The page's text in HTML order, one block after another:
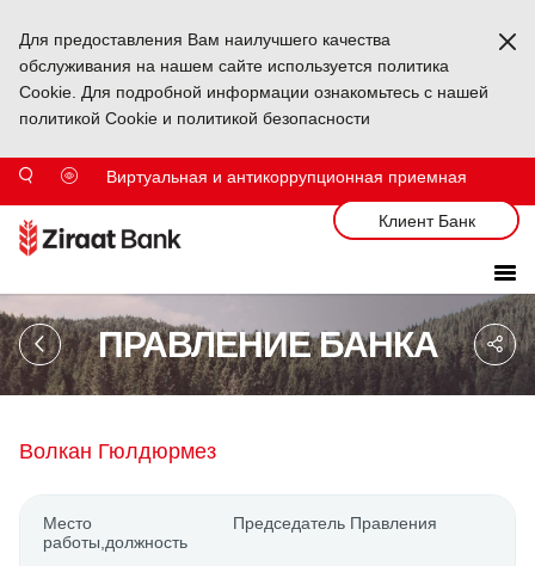
Для предоставления Вам наилучшего качества
обслуживания на нашем сайте используется политика
Cookie. Для подробной информации ознакомьтесь с нашей
политикой Cookie и политикой безопасности
Виртуальная и антикоррупционная приемная
Клиент Банк
ПРАВЛЕНИЕ БАНКА
Волкан Гюлдюрмез
Место
работы,должность
Председатель Правления